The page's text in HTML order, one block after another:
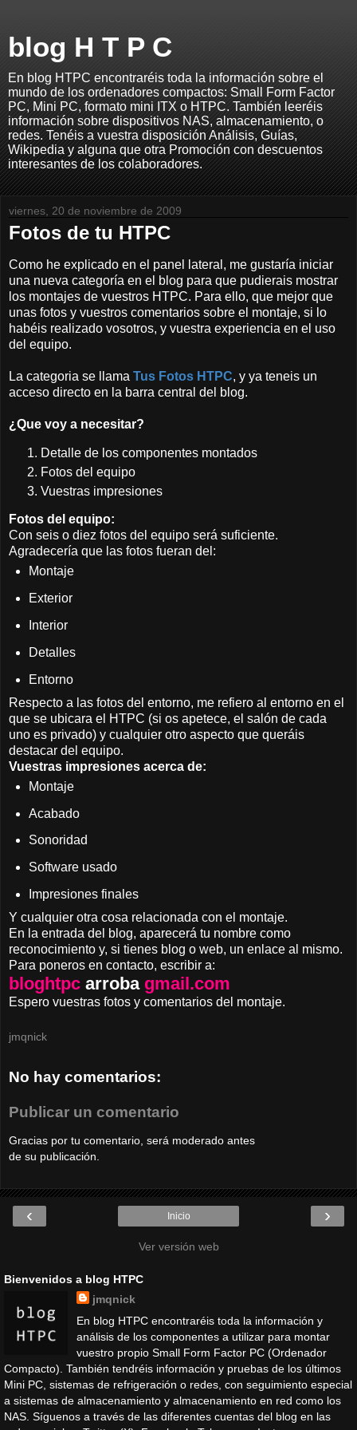
blog H T P C
En blog HTPC encontraréis toda la información sobre el
mundo de los ordenadores compactos: Small Form Factor
PC, Mini PC, formato mini ITX o HTPC. También leeréis
información sobre dispositivos NAS, almacenamiento, o
redes. Tenéis a vuestra disposición Análisis, Guías,
Wikipedia y alguna que otra Promoción con descuentos
interesantes de los colaboradores.
viernes, 20 de noviembre de 2009
Fotos de tu HTPC
Como he explicado en el panel lateral, me gustaría iniciar
una nueva categoría en el blog para que pudierais mostrar
los montajes de vuestros HTPC. Para ello, que mejor que
unas fotos y vuestros comentarios sobre el montaje, si lo
habéis realizado vosotros, y vuestra experiencia en el uso
del equipo.
La categoria se llama Tus Fotos HTPC, y ya teneis un
acceso directo en la barra central del blog.
¿Que voy a necesitar?
Detalle de los componentes montados
Fotos del equipo
Vuestras impresiones
Fotos del equipo:
Con seis o diez fotos del equipo será suficiente.
Agradecería que las fotos fueran del:
Montaje
Exterior
Interior
Detalles
Entorno
Respecto a las fotos del entorno, me refiero al entorno en el
que se ubicara el HTPC (si os apetece, el salón de cada
uno es privado) y cualquier otro aspecto que queráis
destacar del equipo.
Vuestras impresiones acerca de:
Montaje
Acabado
Sonoridad
Software usado
Impresiones finales
Y cualquier otra cosa relacionada con el montaje.
En la entrada del blog, aparecerá tu nombre como
reconocimiento y, si tienes blog o web, un enlace al mismo.
Para poneros en contacto, escribir a:
bloghtpc arroba gmail.com
Espero vuestras fotos y comentarios del montaje.
jmqnick
No hay comentarios:
Publicar un comentario
Gracias por tu comentario, será moderado antes
de su publicación.
‹ ›
Inicio
Ver versión web
Bienvenidos a blog HTPC
jmqnick
En blog HTPC encontraréis toda la información y
análisis de los componentes a utilizar para montar
vuestro propio Small Form Factor PC (Ordenador
Compacto). También tendréis información y pruebas de los últimos
Mini PC, sistemas de refrigeración o redes, con seguimiento especial
a sistemas de almacenamiento y almacenamiento en red como los
NAS. Síguenos a través de las diferentes cuentas del blog en las